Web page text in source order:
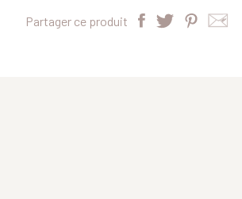
Partager ce produit